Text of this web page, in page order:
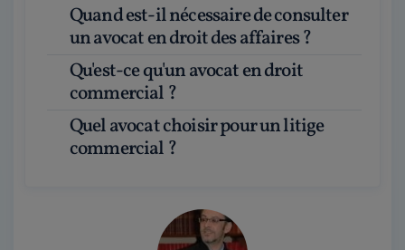
Quand est-il nécessaire de consulter
un avocat en droit des affaires ?
Qu'est-ce qu'un avocat en droit
commercial ?
Quel avocat choisir pour un litige
commercial ?